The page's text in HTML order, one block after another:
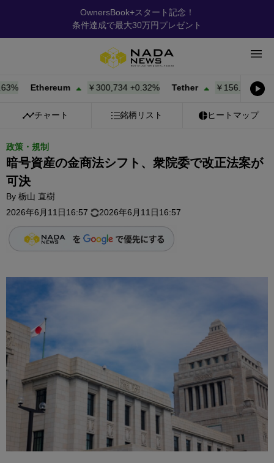
OwnersBook+スタート記念！
条件達成で最大30万円プレゼント
Ethereum ￥300,739+0.32% Tether ￥156.88+ 0.01%
チャート 銘柄リスト ヒートマップ
政策・規制
暗号資産の金商法シフト、衆院委で改正法案が
可決
By 栃山 直樹
2026年6月11日16:57
2026年6月11日16:57